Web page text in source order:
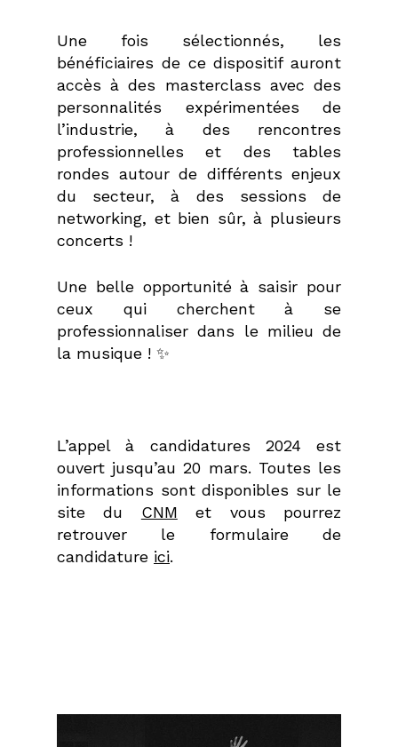
Une fois sélectionnés, les
bénéficiaires de ce dispositif auront
accès à des masterclass avec des
personnalités expérimentées de
l’industrie, à des rencontres
professionnelles et des tables
rondes autour de différents enjeux
du secteur, à des sessions de
networking, et bien sûr, à plusieurs
concerts !
Une belle opportunité à saisir pour
ceux qui cherchent à se
professionnaliser dans le milieu de
la musique ! ✨
L’appel à candidatures 2024 est
ouvert jusqu’au 20 mars. Toutes les
informations sont disponibles sur le
site du CNM et vous pourrez
retrouver le formulaire de
candidature ici.